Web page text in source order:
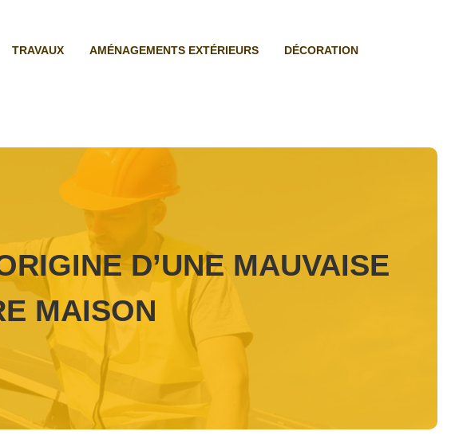
TRAVAUX AMÉNAGEMENTS EXTÉRIEURS DÉCORATION
D’UNE MAUVAISE
MAISON